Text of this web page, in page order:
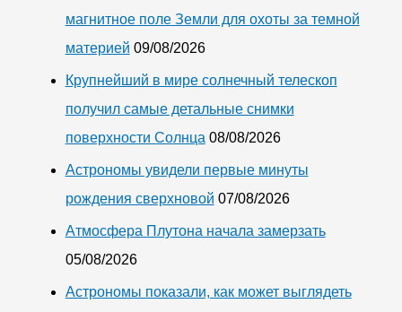
магнитное поле Земли для охоты за темной
материей 09/08/2026
Крупнейший в мире солнечный телескоп
получил самые детальные снимки
поверхности Солнца 08/08/2026
Астрономы увидели первые минуты
рождения сверхновой 07/08/2026
Атмосфера Плутона начала замерзать
05/08/2026
Астрономы показали, как может выглядеть